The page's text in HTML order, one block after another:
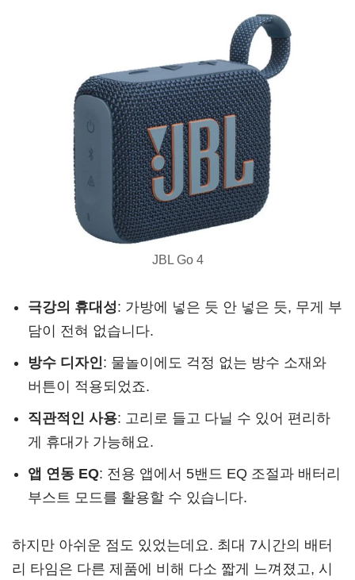
JBL Go 4
극강의 휴대성: 가방에 넣은 듯 안 넣은 듯, 무게 부
담이 전혀 없습니다.
방수 디자인: 물놀이에도 걱정 없는 방수 소재와
버튼이 적용되었죠.
직관적인 사용: 고리로 들고 다닐 수 있어 편리하
게 휴대가 가능해요.
앱 연동 EQ: 전용 앱에서 5밴드 EQ 조절과 배터리
부스트 모드를 활용할 수 있습니다.
하지만 아쉬운 점도 있었는데요. 최대 7시간의 배터
리 타임은 다른 제품에 비해 다소 짧게 느껴졌고, 시